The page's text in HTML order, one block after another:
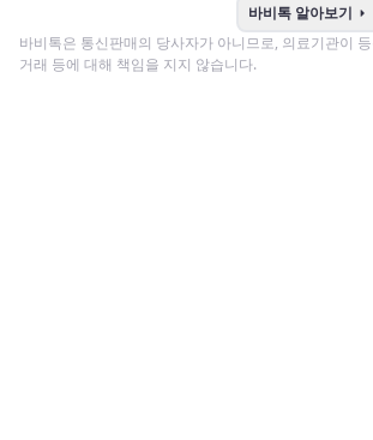
바비톡 알아보기 arrow_right
바비톡은 통신판매의 당사자가 아니므로, 의료기관이
거래 등에 대해 책임을 지지 않습니다.